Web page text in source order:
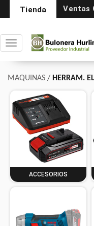
Tienda Ventas
Toggle navigation
MAQUINAS / HERRAM.
ACCESORIOS